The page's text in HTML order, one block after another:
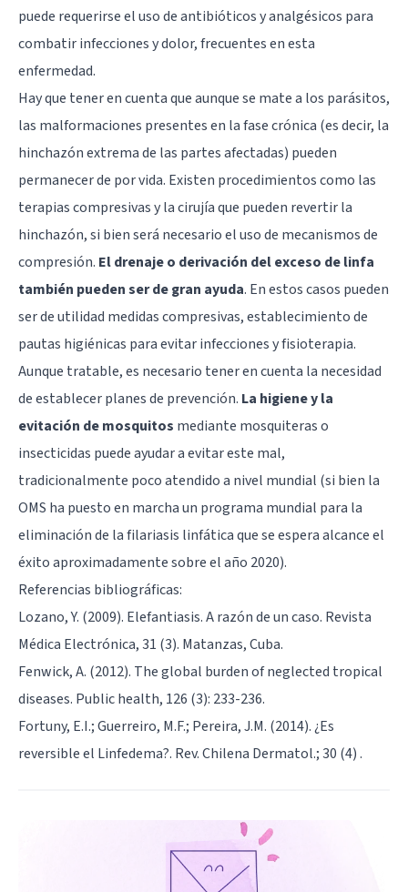
puede requerirse el uso de antibióticos y analgésicos para
combatir infecciones y dolor, frecuentes en esta
enfermedad.
Hay que tener en cuenta que aunque se mate a los parásitos,
las malformaciones presentes en la fase crónica (es decir, la
hinchazón extrema de las partes afectadas) pueden
permanecer de por vida. Existen procedimientos como las
terapias compresivas y la cirujía que pueden revertir la
hinchazón, si bien será necesario el uso de mecanismos de
compresión. El drenaje o derivación del exceso de linfa
también pueden ser de gran ayuda. En estos casos pueden
ser de utilidad medidas compresivas, establecimiento de
pautas higiénicas para evitar infecciones y fisioterapia.
Aunque tratable, es necesario tener en cuenta la necesidad
de establecer planes de prevención. La higiene y la
evitación de mosquitos mediante mosquiteras o
insecticidas puede ayudar a evitar este mal,
tradicionalmente poco atendido a nivel mundial (si bien la
OMS ha puesto en marcha un programa mundial para la
eliminación de la filariasis linfática que se espera alcance el
éxito aproximadamente sobre el año 2020).
Referencias bibliográficas:
Lozano, Y. (2009). Elefantiasis. A razón de un caso. Revista
Médica Electrónica, 31 (3). Matanzas, Cuba.
Fenwick, A. (2012). The global burden of neglected tropical
diseases. Public health, 126 (3): 233-236.
Fortuny, E.I.; Guerreiro, M.F.; Pereira, J.M. (2014). ¿Es
reversible el Linfedema?. Rev. Chilena Dermatol.; 30 (4) .